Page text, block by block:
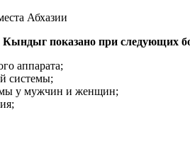
Абхазии
показано при следующих
аппарата;
системы;
у мужчин и женщин;